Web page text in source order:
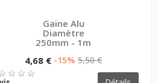
Gaine Alu
Diamètre
250mm - 1m
4,68 € -15% 5,50 €